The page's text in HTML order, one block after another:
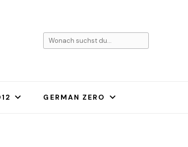
Suchst
GERMAN ZERO